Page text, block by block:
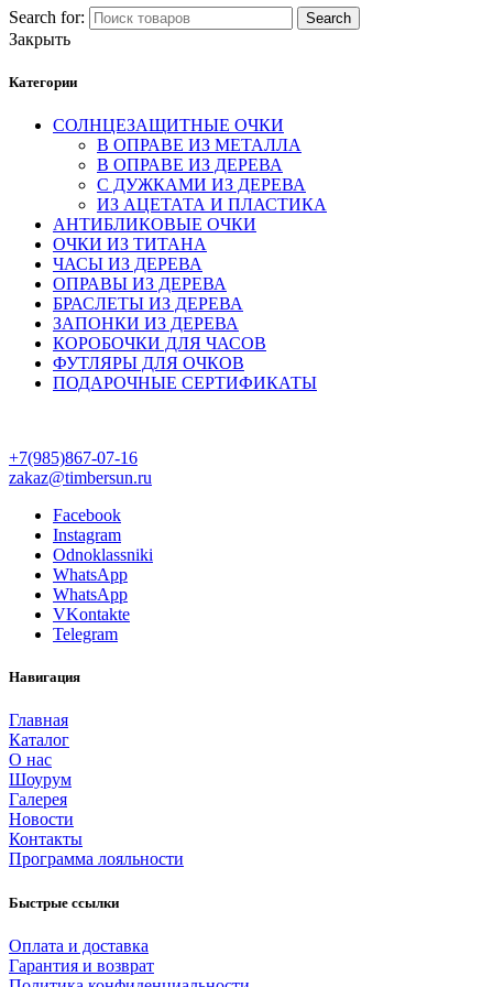
Search for: Search
Закрыть
Категории
СОЛНЦЕЗАЩИТНЫЕ ОЧКИ
В ОПРАВЕ ИЗ МЕТАЛЛА
В ОПРАВЕ ИЗ ДЕРЕВА
С ДУЖКАМИ ИЗ ДЕРЕВА
ИЗ АЦЕТАТА И ПЛАСТИКА
АНТИБЛИКОВЫЕ ОЧКИ
ОЧКИ ИЗ ТИТАНА
ЧАСЫ ИЗ ДЕРЕВА
ОПРАВЫ ИЗ ДЕРЕВА
БРАСЛЕТЫ ИЗ ДЕРЕВА
ЗАПОНКИ ИЗ ДЕРЕВА
КОРОБОЧКИ ДЛЯ ЧАСОВ
ФУТЛЯРЫ ДЛЯ ОЧКОВ
ПОДАРОЧНЫЕ СЕРТИФИКАТЫ
+7(985)867-07-16
zakaz@timbersun.ru
Facebook
Instagram
Odnoklassniki
WhatsApp
WhatsApp
VKontakte
Telegram
Навигация
Главная
Каталог
О нас
Шоурум
Галерея
Новости
Контакты
Программа лояльности
Быстрые ссылки
Оплата и доставка
Гарантия и возврат